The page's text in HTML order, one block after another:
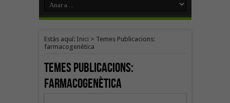
Estàs aquí: Inici > Temes Publicacions:
farmacogenètica
Temes Publicacions:
farmacogenètica